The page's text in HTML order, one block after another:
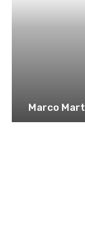
Marco